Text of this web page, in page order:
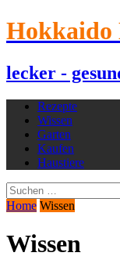
lecker -
Rezepte
Wissen
Garten
Kaufen
Haustiere
Suchen
nach:
Home Wissen
Wissen